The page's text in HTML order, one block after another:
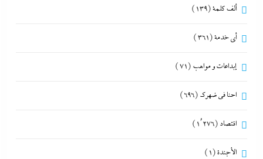
ألف كلمة(139)
أي خدمة(361)
إبداعات و مواهب (71)
احنا في ضهرك (696)
اقتصاد (1٬276)
الأجندة(1)